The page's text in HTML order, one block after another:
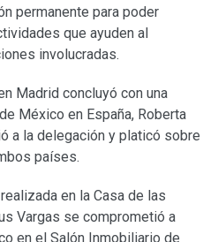
permanente para poder
que ayuden al
involucradas.
Madrid concluyó con una
México en España, Roberta
a la delegación y platicó sobre
países.
en la Casa de las
Vargas se comprometió a
en el Salón Inmobiliario de